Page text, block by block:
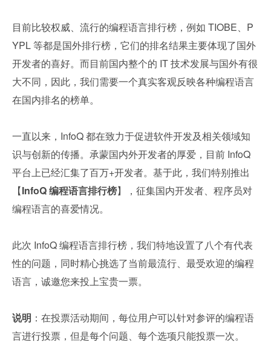
目前比较权威、流行的编程语言排行榜，例如 TIOBE、P
YPL 等都是国外排行榜，它们的排名结果主要体现了国外
开发者的喜好。而目前国内整个的 IT 技术发展与国外有很
大不同，因此，我们需要一个真实客观反映各种编程语言
在国内排名的榜单。
一直以来，InfoQ 都在致力于促进软件开发及相关领域知
识与创新的传播。承蒙国内外开发者的厚爱，目前 InfoQ
平台上已经汇集了百万+开发者。基于此，我们特别推出
【InfoQ 编程语言排行榜】，征集国内开发者、程序员对
编程语言的喜爱情况。
此次 InfoQ 编程语言排行榜，我们特地设置了八个有代表
性的问题，同时精心挑选了当前最流行、最受欢迎的编程
语言，诚邀您来投上宝贵一票。
说明 ：在投票活动期间，每位用户可以针对参评的编程语
言进行投票，但是每个问题、每个选项只能投票一次。